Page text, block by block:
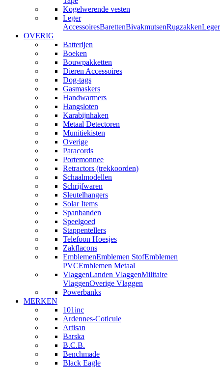
Kogelwerende vesten
Leger
AccessoiresBarettenBivakmutsenRugzakken
OVERIG
Batterijen
Boeken
Bouwpakketten
Dieren Accessoires
Dog-tags
Gasmaskers
Handwarmers
Hangsloten
Karabijnhaken
Metaal Detectoren
Munitiekisten
Overige
Paracords
Portemonnee
Retractors (trekkoorden)
Schaalmodellen
Schrijfwaren
Sleutelhangers
Solar Items
Spanbanden
Speelgoed
Stappentellers
Telefoon Hoesjes
Zakflacons
EmblemenEmblemen StofEmblemen
PVCEmblemen Metaal
VlaggenLanden VlaggenMilitaire
VlaggenOverige Vlaggen
Powerbanks
MERKEN
101inc
Ardennes-Coticule
Artisan
Barska
B.C.B.
Benchmade
Black Eagle